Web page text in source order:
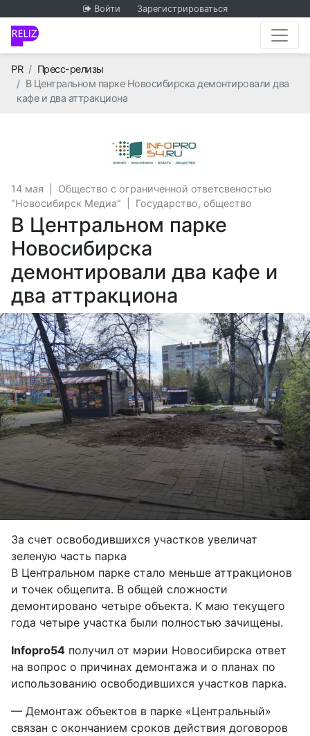
Войти Зарегистрироваться
PRГлавная
Пресс-релизы
В Центральном парке Новосибирска демонтировали два
кафе и два аттракциона
14 мая
Общество с ограниченной ответсвеностью
"Новосибирск Медиа"
Государство, общество
В Центральном парке
Новосибирска
демонтировали два кафе и
два аттракциона
За счет освободившихся участков увеличат
зеленую часть парка
В Центральном парке стало меньше аттракционов
и точек общепита. В общей сложности
демонтировано четыре объекта. К маю текущего
года четыре участка были полностью зачищены.
Infopro54 получил от мэрии Новосибирска ответ
на вопрос о причинах демонтажа и о планах по
использованию освободившихся участков парка.
— Демонтаж объектов в парке «Центральный»
связан с окончанием сроков действия договоров